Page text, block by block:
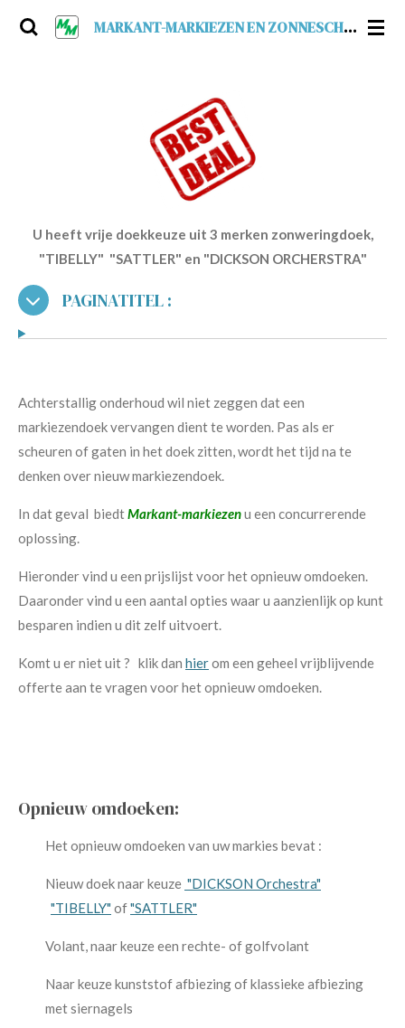
Ga
MARKANT-MARKIEZEN EN ZONNESCHERMEN
U heeft vrije doekkeuze uit 3 merken zonweringdoek,
"TIBELLY" "SATTLER" en "DICKSON ORCHERSTRA"
PAGINATITEL :
Achterstallig onderhoud wil niet zeggen dat een
markiezendoek vervangen dient te worden. Pas als er
scheuren of gaten in het doek zitten, wordt het tijd na te
denken over nieuw markiezendoek.
In dat geval biedtMarkant-markiezenu een concurrerende
oplossing.
Hieronder vind u een prijslijst voor het opnieuw omdoeken.
Daaronder vind u een aantal opties waar u aanzienlijk op kunt
besparen indien u dit zelf uitvoert.
Komt u er niet uit ? klik dan hierom een geheel vrijblijvende
offerte aan te vragen voor het opnieuw omdoeken.
Opnieuw omdoeken:
Het opnieuw omdoeken van uw markies bevat :
Nieuw doek naar keuze "DICKSON Orchestra"
"TIBELLY" of"SATTLER"
Volant, naar keuze een rechte- of golfvolant
Naar keuze kunststof afbiezing of klassieke afbiezing
met siernagels